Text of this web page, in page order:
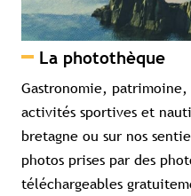
La photothèque
Gastronomie,
activités sportives et
bretagne ou sur nos
photos prises par des
téléchargeables